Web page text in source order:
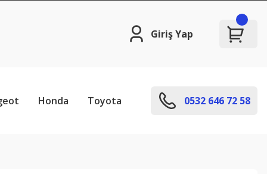
Giriş Yap
Honda Toyota 0532 646 72 58